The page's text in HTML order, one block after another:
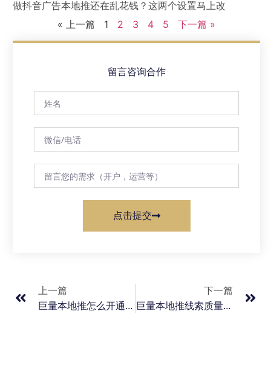
做抖音广告本地推还在乱花钱？这两个设置马上改
« 上一篇 1 2 3 4 5 下一篇 »
留言咨询合作
点击提交
上一篇
巨量本地推怎么开通｜抖音来客开户+代理户返点+私信广告全套攻略
下一篇
巨量本地推线索质量差如何优化